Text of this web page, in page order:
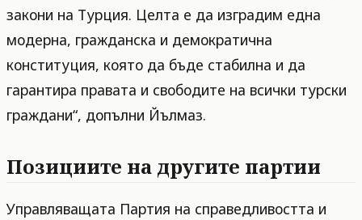
закони на Турция. Целта е да изградим една
модерна, гражданска и демократична
конституция, която да бъде стабилна и да
гарантира правата и свободите на всички турски
граждани“, допълни Йълмаз.
Позициите на другите партии
Управляващата Партия на справедливостта и